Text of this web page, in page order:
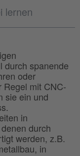
lernen
durch spanende
oder
Regel mit CNC-
sie ein und
in
durch
werden, z.B.
in